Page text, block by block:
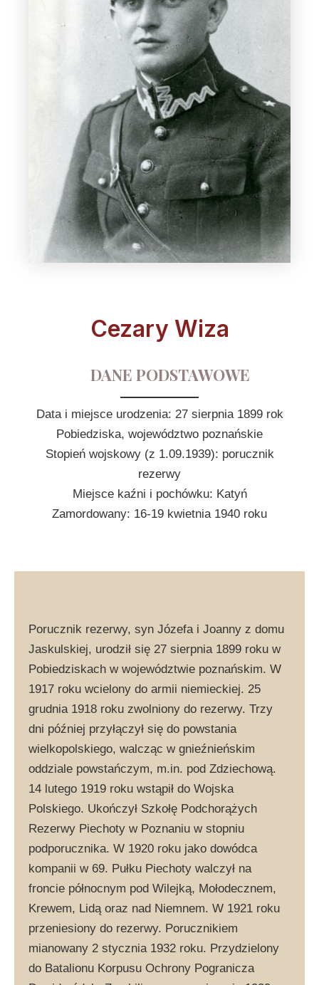
Cezary Wiza
DANE PODSTAWOWE
Data i miejsce urodzenia: 27 sierpnia 1899 rok
Pobiedziska, województwo poznańskie
Stopień wojskowy (z 1.09.1939): porucznik
rezerwy
Miejsce kaźni i pochówku: Katyń
Zamordowany: 16-19 kwietnia 1940 roku
Porucznik rezerwy, syn Józefa i Joanny z domu
Jaskulskiej, urodził się 27 sierpnia 1899 roku w
Pobiedziskach w województwie poznańskim. W
1917 roku wcielony do armii niemieckiej. 25
grudnia 1918 roku zwolniony do rezerwy. Trzy
dni później przyłączył się do powstania
wielkopolskiego, walcząc w gnieźnieńskim
oddziale powstańczym, m.in. pod Zdziechową.
14 lutego 1919 roku wstąpił do Wojska
Polskiego. Ukończył Szkołę Podchorążych
Rezerwy Piechoty w Poznaniu w stopniu
podporucznika. W 1920 roku jako dowódca
kompanii w 69. Pułku Piechoty walczył na
froncie północnym pod Wilejką, Mołodecznem,
Krewem, Lidą oraz nad Niemnem. W 1921 roku
przeniesiony do rezerwy. Porucznikiem
mianowany 2 stycznia 1932 roku. Przydzielony
do Batalionu Korpusu Ochrony Pogranicza